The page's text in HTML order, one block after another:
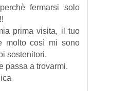
fermarsi solo
prima visita, il tuo
molto così mi sono
sostenitori.
passa a trovarmi.